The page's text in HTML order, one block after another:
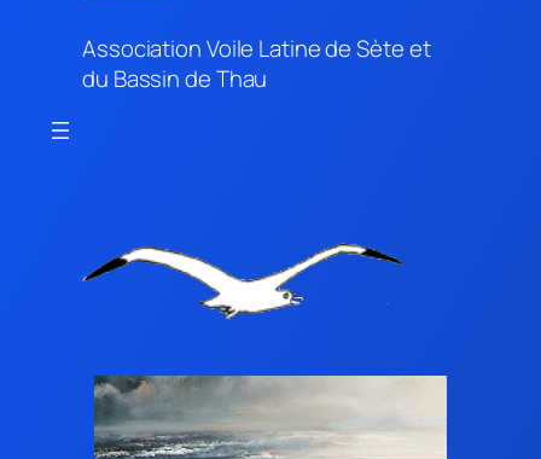
Association Voile Latine de Sète et
du Bassin de Thau